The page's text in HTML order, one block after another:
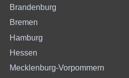
Brandenburg
Bremen
Hamburg
Hessen
Mecklenburg-Vorpommern